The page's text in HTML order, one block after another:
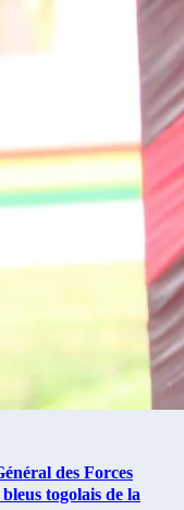
des Forces
togolais de la